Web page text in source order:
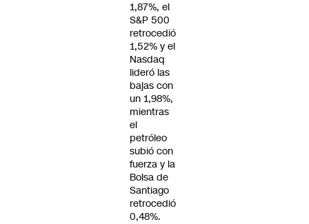
1,87%, el
S&P 500
retrocedió
1,52% y el
Nasdaq
lideró las
bajas con
un 1,98%,
mientras
el
petróleo
subió con
fuerza y la
Bolsa de
Santiago
retrocedió
0,48%.